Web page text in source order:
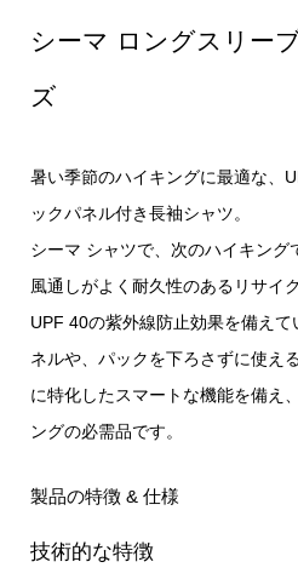
シーマ ロングスリー
ズ
暑い季節のハイキングに最適な、
ックパネル付き長袖シャツ。
シーマ シャツで、次のハイキン
風通しがよく耐久性のあるリサイ
UPF 40の紫外線防止効果を備え
ネルや、パックを下ろさずに使え
に特化したスマートな機能を備え
ングの必需品です。
製品の特徴 & 仕様
技術的な特徴